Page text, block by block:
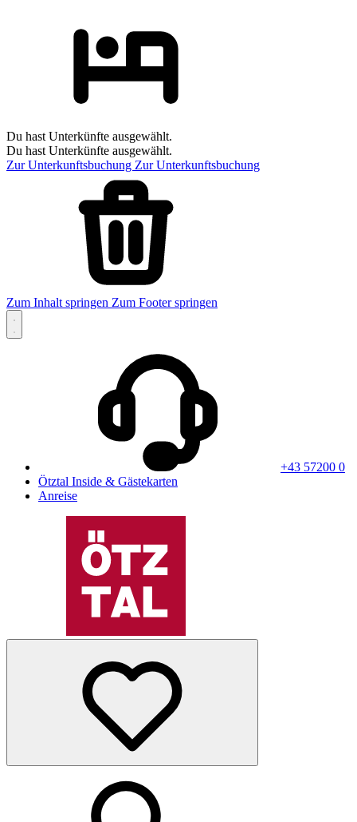
Du hast Unterkünfte ausgewählt.
Du hast Unterkünfte ausgewählt.
Zur Unterkunftsbuchung Zur Unterkunftsbuchung
Zum Inhalt springen Zum Footer springen
+43 57200 0
Ötztal Inside & Gästekarten
Anreise